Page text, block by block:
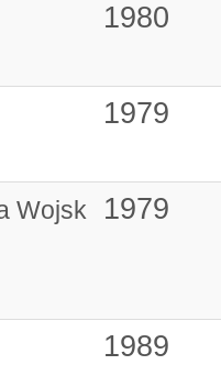
1980
1979
Wojsk
1979
1989